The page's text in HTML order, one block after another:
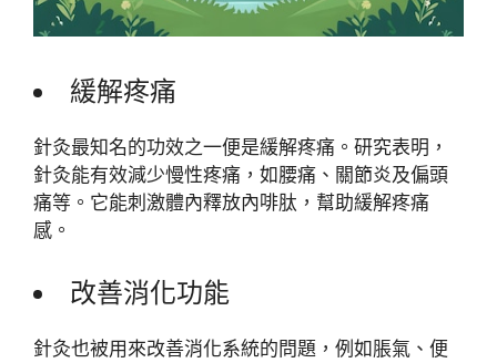
緩解疼痛
針灸最知名的功效之一便是緩解疼痛。研究表明，
針灸能有效減少慢性疼痛，如腰痛、關節炎及偏頭
痛等。它能刺激體內釋放內啡肽，幫助緩解疼痛
感。
改善消化功能
針灸也被用來改善消化系統的問題，例如脹氣、便